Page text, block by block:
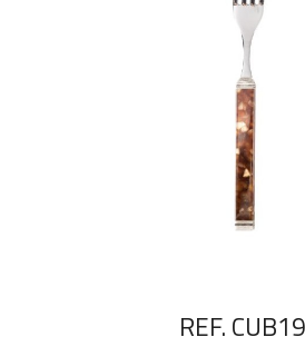
REF.